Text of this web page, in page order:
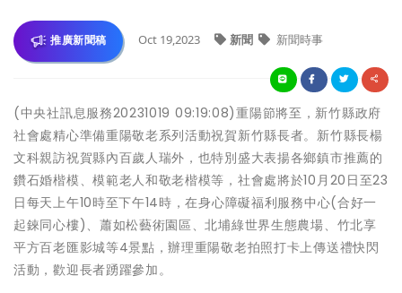
推廣新聞稿 Oct 19,2023 新聞 新聞時事
(中央社訊息服務20231019 09:19:08)重陽節將至，新竹縣政府
社會處精心準備重陽敬老系列活動祝賀新竹縣長者。新竹縣長楊
文科親訪祝賀縣內百歲人瑞外，也特別盛大表揚各鄉鎮市推薦的
鑽石婚楷模、模範老人和敬老楷模等，社會處將於10月20日至23
日每天上午10時至下午14時，在身心障礙福利服務中心(合好一
起錸同心樓)、蕭如松藝術園區、北埔綠世界生態農場、竹北享
平方百老匯影城等4景點，辦理重陽敬老拍照打卡上傳送禮快閃
活動，歡迎長者踴躍參加。